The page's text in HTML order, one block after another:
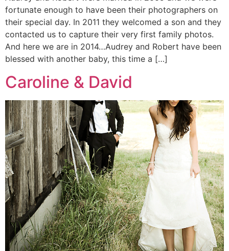
fortunate enough to have been their photographers on
their special day. In 2011 they welcomed a son and they
contacted us to capture their very first family photos.
And here we are in 2014…Audrey and Robert have been
blessed with another baby, this time a […]
Caroline & David